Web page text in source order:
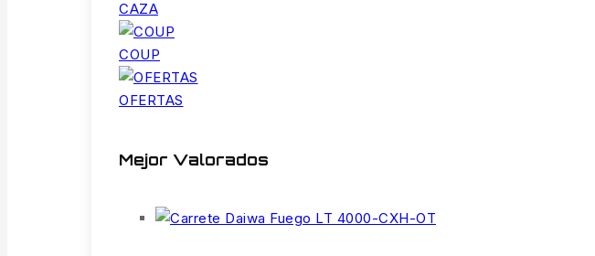
CAZA
COUP
OFERTAS
Mejor Valorados